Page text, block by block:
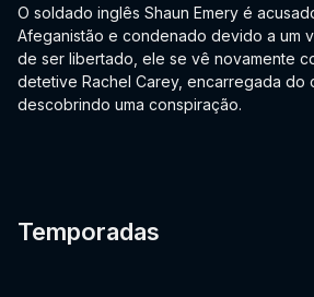
O soldado inglês Shaun Emery é
Afeganistão e condenado devido a um
de ser libertado, ele se vê novamente
detetive Rachel Carey, encarregada do
descobrindo uma conspiração.
Temporadas